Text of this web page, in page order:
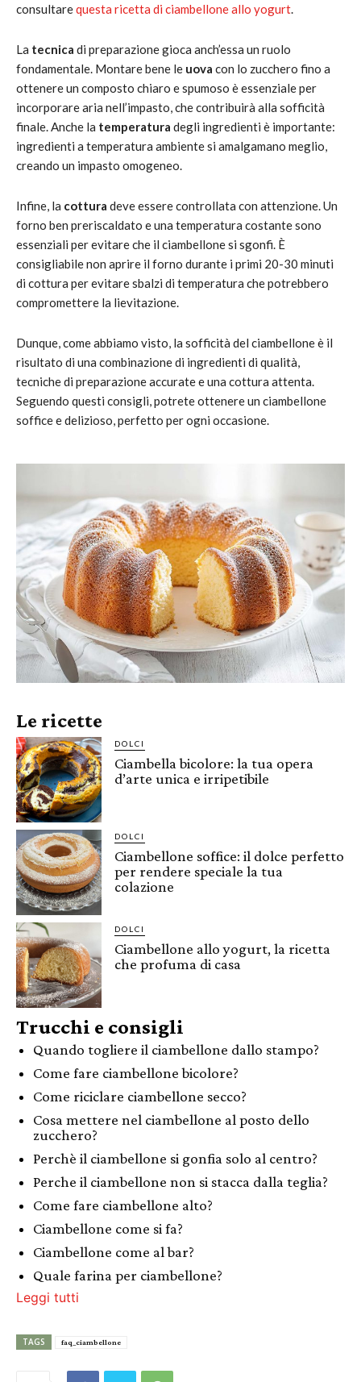
consultarequesta ricetta di ciambellone allo yogurt.
La tecnica di preparazione gioca anch’essa un ruolo
fondamentale. Montare bene le uova con lo zucchero fino a
ottenere un composto chiaro e spumoso è essenziale per
incorporare aria nell’impasto, che contribuirà alla sofficità
finale. Anche la temperatura degli ingredienti è importante:
ingredienti a temperatura ambiente si amalgamano meglio,
creando un impasto omogeneo.
Infine, la cottura deve essere controllata con attenzione. Un
forno ben preriscaldato e una temperatura costante sono
essenziali per evitare che il ciambellone si sgonfi. È
consigliabile non aprire il forno durante i primi 20-30 minuti
di cottura per evitare sbalzi di temperatura che potrebbero
compromettere la lievitazione.
Dunque, come abbiamo visto, la sofficità del ciambellone è il
risultato di una combinazione di ingredienti di qualità,
tecniche di preparazione accurate e una cottura attenta.
Seguendo questi consigli, potrete ottenere un ciambellone
soffice e delizioso, perfetto per ogni occasione.
Le ricette
DOLCI
Ciambella bicolore: la tua opera
d’arte unica e irripetibile
DOLCI
Ciambellone soffice: il dolce perfetto
per rendere speciale la tua
colazione
DOLCI
Ciambellone allo yogurt, la ricetta
che profuma di casa
Trucchi e consigli
Quando togliere il ciambellone dallo stampo?
Come fare ciambellone bicolore?
Come riciclare ciambellone secco?
Cosa mettere nel ciambellone al posto dello
zucchero?
Perchè il ciambellone si gonfia solo al centro?
Perche il ciambellone non si stacca dalla teglia?
Come fare ciambellone alto?
Ciambellone come si fa?
Ciambellone come al bar?
Quale farina per ciambellone?
Leggi tutti
TAGS faq_ciambellone